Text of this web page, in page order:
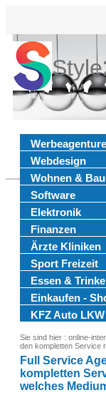
Webdesign
Wohnen &
Software
Elektronik
Finanzen
Ärzte Kliniken
Sport Freizeit
Essen &
Einkaufen -
KFZ Auto LKW
Sie sind hier : online-
den kompletten Service
Full Service
kompletten
welches